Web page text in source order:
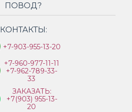
ПОВОД?
КОНТАКТЫ:
+7-903-955-13-20
+7-960-977-11-11
+7-962-789-33-
33
ЗАКАЗАТЬ:
+7(903) 955-13-
20